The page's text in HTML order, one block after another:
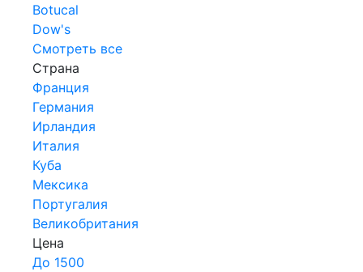
Botucal
Dow's
Смотреть все
Страна
Франция
Германия
Ирландия
Италия
Куба
Мексика
Португалия
Великобритания
Цена
До 1500